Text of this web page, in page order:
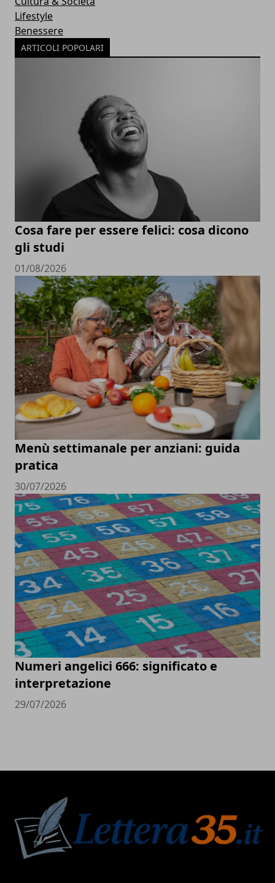
Lifestyle
Benessere
ARTICOLI POPOLARI
Cosa fare per essere felici: cosa dicono
gli studi
01/08/2026
Menù settimanale per anziani: guida
pratica
30/07/2026
Numeri angelici 666: significato e
interpretazione
29/07/2026